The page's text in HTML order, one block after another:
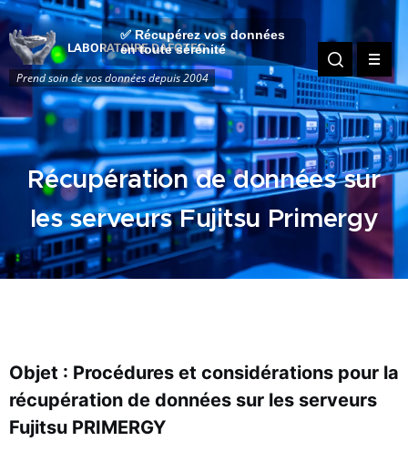
LABORATOIRE DAFOTEC
Prend soin de vos données depuis 2004
Récupération de données sur
les serveurs Fujitsu Primergy
Objet : Procédures et considérations pour la
récupération de données sur les serveurs
Fujitsu PRIMERGY
✅ Récupérez vos données
en toute sérénité